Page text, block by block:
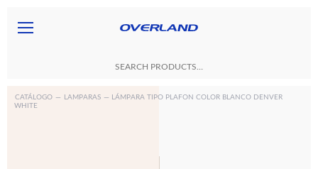
CATÁLOGO — LAMPARAS — LÁMPARA TIPO PLAFON COLOR BLANCO DENVER
WHITE